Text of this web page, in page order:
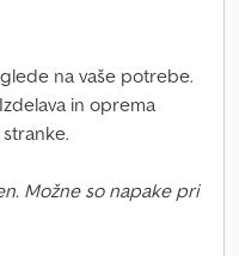
na vaše potrebe.
in oprema
Možne so napake pri